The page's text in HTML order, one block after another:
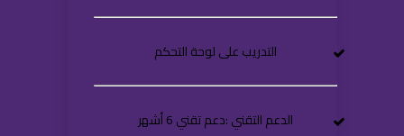
التدريب على لوحة التحكم
الدعم التقني :دعم تقني 6 أشهر